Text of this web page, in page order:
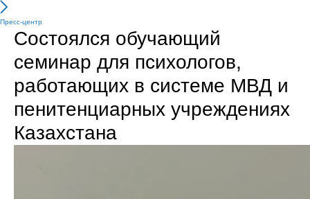
Пресс-центр
Состоялся обучающий
семинар для психологов,
работающих в системе МВД и
пенитенциарных учреждениях
Казахстана